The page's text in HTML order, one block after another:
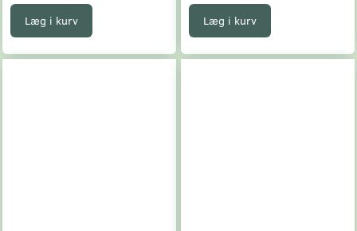
Læg i kurv Læg i kurv